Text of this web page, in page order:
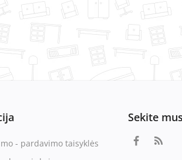
- pardavimo taisyklės
Sekite mus